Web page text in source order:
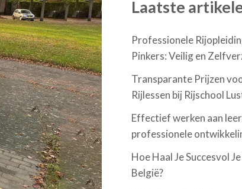
Laatste
Professionele
Pinkers: Veilig en
Transparante Prijzen
Rijlessen bij Rijschool
Effectief werken aan
professionele
Hoe Haal Je Succesvol
België?